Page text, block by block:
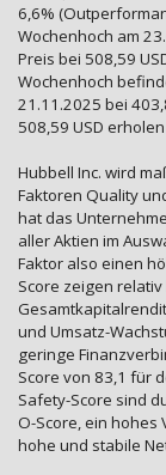
6,6%
Wochenhoch am
Preis bei 508,59
Wochenhoch
21.11.2025 bei
508,59 USD
Hubbell Inc. wird
Faktoren Quality
hat das
aller Aktien im
Faktor also einen
Score zeigen
und Umsatz-
geringe
Score von 83,1 für
Safety-Score sind
O-Score, ein hohes
hohe und stabile